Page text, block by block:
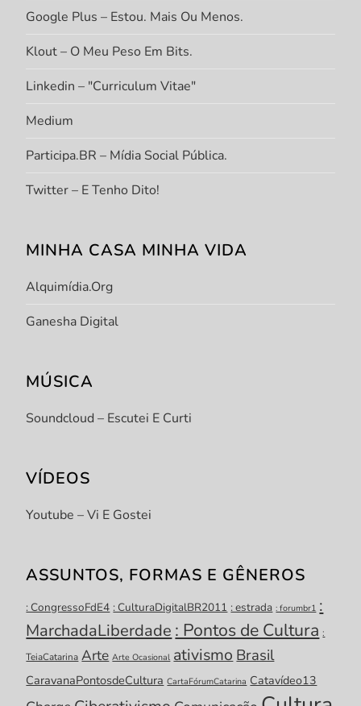
Google Plus – Estou. Mais Ou Menos.
Klout – O Meu Peso Em Bits.
Linkedin – "Curriculum Vitae"
Medium
Participa.BR – Mídia Social Pública.
Twitter – E Tenho Dito!
MINHA CASA MINHA VIDA
Alquimídia.org
Ganesha Digital
MÚSICA
Soundcloud – Escutei E Curti
VÍDEOS
Youtube – Vi E Gostei
ASSUNTOS, FORMAS E GÊNEROS
: CongressoFdE4 : CulturaDigitalBR2011 : estrada : forumbr1 :
MarchadaLiberdade : Pontos de Cultura :
TeiaCatarina Arte Arte Ocasional ativismo Brasil
CaravanaPontosdeCultura CartaFórumCatarina Catavídeo13